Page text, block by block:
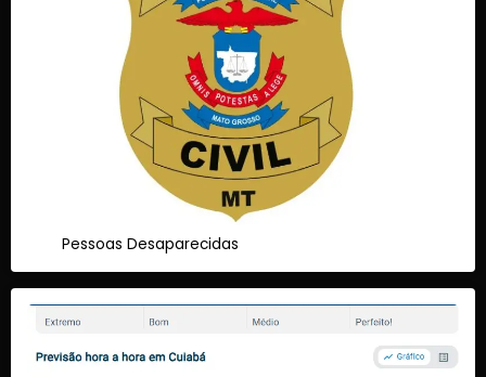
Pessoas Desaparecidas